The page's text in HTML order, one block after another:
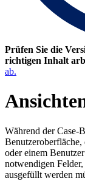
Prüfen Sie die
richtigen Inhalt
ab.
Während der Case-
oder einem
notwendigen
ausgefüllt werden